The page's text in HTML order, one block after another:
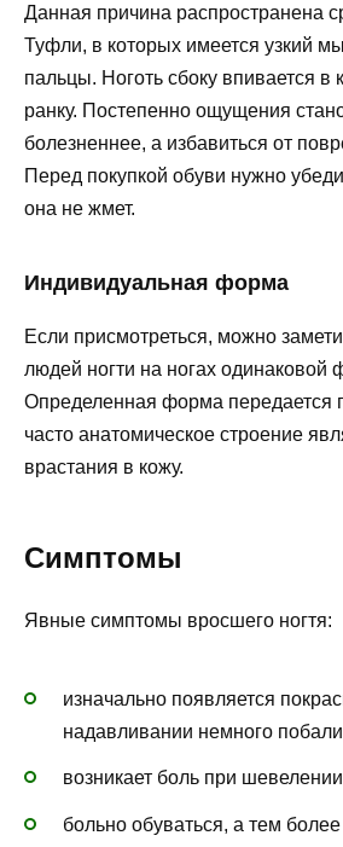
Данная причина распространена
Туфли, в которых имеется узкий
пальцы. Ноготь сбоку впивается в
ранку. Постепенно ощущения
болезненнее, а избавиться от
Перед покупкой обуви нужно
она не жмет.
Индивидуальная форма
Если присмотреться, можно
людей ногти на ногах одинаковой
Определенная форма передается
часто анатомическое строение
врастания в кожу.
Симптомы
Явные симптомы вросшего ногтя:
изначально появляется
надавливании немного
возникает боль при
больно обуваться, а тем